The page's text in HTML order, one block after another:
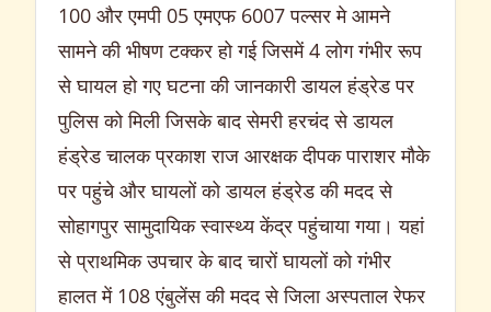
100 और एमपी 05 एमएफ 6007 पल्सर मे आमने
सामने की भीषण टक्कर हो गई जिसमें 4 लोग गंभीर रूप
से घायल हो गए घटना की जानकारी डायल हंड्रेड पर
पुलिस को मिली जिसके बाद सेमरी हरचंद से डायल
हंड्रेड चालक प्रकाश राज आरक्षक दीपक पाराशर मौके
पर पहुंचे और घायलों को डायल हंड्रेड की मदद से
सोहागपुर सामुदायिक स्वास्थ्य केंद्र पहुंचाया गया। यहां
से प्राथमिक उपचार के बाद चारों घायलों को गंभीर
हालत में 108 एंबुलेंस की मदद से जिला अस्पताल रेफर